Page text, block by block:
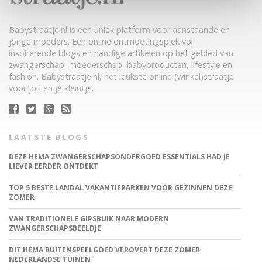
Babystraatje.nl is een uniek platform voor aanstaande en
jonge moeders. Een online ontmoetingsplek vol
inspirerende blogs en handige artikelen op het gebied van
zwangerschap, moederschap, babyproducten, lifestyle en
fashion. Babystraatje.nl, het leukste online (winkel)straatje
voor jou en je kleintje.
LAATSTE BLOGS
DEZE HEMA ZWANGERSCHAPSONDERGOED ESSENTIALS HAD JE
LIEVER EERDER ONTDEKT
TOP 5 BESTE LANDAL VAKANTIEPARKEN VOOR GEZINNEN DEZE
ZOMER
VAN TRADITIONELE GIPSBUIK NAAR MODERN
ZWANGERSCHAPSBEELDJE
DIT HEMA BUITENSPEELGOED VEROVERT DEZE ZOMER
NEDERLANDSE TUINEN